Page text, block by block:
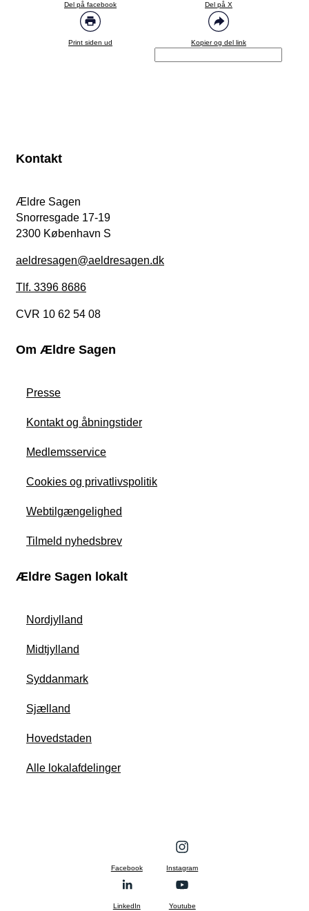
Del på facebook Del på X
Print siden ud Kopier og del link
Kontakt
Ældre Sagen
Snorresgade 17-19
2300 København S
aeldresagen@aeldresagen.dk
Tlf. 3396 8686
CVR 10 62 54 08
Om Ældre Sagen
Presse
Kontakt og åbningstider
Medlemsservice
Cookies og privatlivspolitik
Webtilgængelighed
Tilmeld nyhedsbrev
Ældre Sagen lokalt
Nordjylland
Midtjylland
Syddanmark
Sjælland
Hovedstaden
Alle lokalafdelinger
Facebook Instagram
LinkedIn Youtube